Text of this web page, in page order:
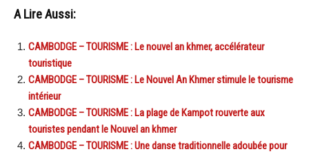
A Lire Aussi:
CAMBODGE – TOURISME : Le nouvel an khmer, accélérateur
touristique
CAMBODGE – TOURISME : Le Nouvel An Khmer stimule le tourisme
intérieur
CAMBODGE – TOURISME : La plage de Kampot rouverte aux
touristes pendant le Nouvel an khmer
CAMBODGE – TOURISME : Une danse traditionnelle adoubée pour